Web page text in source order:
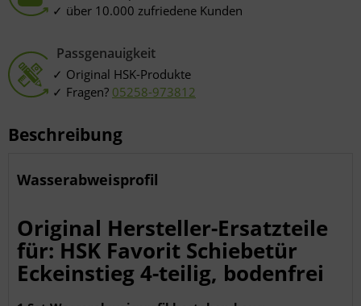
über 10.000 zufriedene Kunden
Passgenauigkeit
Original HSK-Produkte
Fragen? 05258-973812
Beschreibung
Wasserabweisprofil
Original Hersteller-Ersatzteile
für: HSK Favorit Schiebetür
Eckeinstieg 4-teilig, bodenfrei